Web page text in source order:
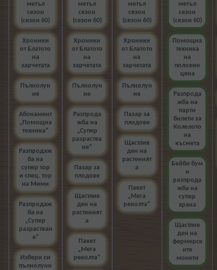
метъл
сезон
(сезон 60)
Хроники
от Блатото
на
зарчетата
Пълнолун
ие
Абонамент
„Помощна
техника“
Разпродаж
ба на
супер тор
и спец. тор
на Мими
Разпродаж
ба на
„Супер
разрастван
е“
Избери си
пълнолунн
метъл
сезон
(сезон 60)
Хроники
от Блатото
на
зарчетата
Пълнолун
ие
Разпрода
жба на
„Супер
разраства
не“
Пазар за
плодове
Щастлив
ден на
растеният
а
Пакет
„Мега
реколта“
метъл
сезон
(сезон 60)
Хроники
от Блатото
на
зарчетата
Пълнолун
ие
Пазар за
плодове
Щастлив
ден на
растеният
а
Пакет
„Мега
реколта“
метъл
сезон
(сезон 60)
Помощна
техника
на
половин
цена
Разпрода
жба на
парти
билети за
Колелото
на
късмета
Бейби бум
и
разпрода
жба на
супер
храна
Щастлив
ден на
фермерск
ите
монети